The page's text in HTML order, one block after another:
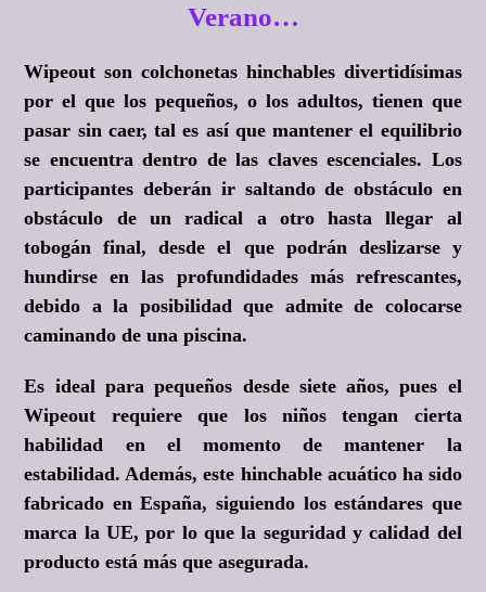
Verano…
Wipeout son colchonetas hinchables divertidísimas
por el que los pequeños, o los adultos, tienen que
pasar sin caer, tal es así que mantener el equilibrio
se encuentra dentro de las claves escenciales. Los
participantes deberán ir saltando de obstáculo en
obstáculo de un radical a otro hasta llegar al
tobogán final, desde el que podrán deslizarse y
hundirse en las profundidades más refrescantes,
debido a la posibilidad que admite de colocarse
caminando de una piscina.
Es ideal para pequeños desde siete años, pues el
Wipeout requiere que los niños tengan cierta
habilidad en el momento de mantener la
estabilidad. Además, este hinchable acuático ha sido
fabricado en España, siguiendo los estándares que
marca la UE, por lo que la seguridad y calidad del
producto está más que asegurada.